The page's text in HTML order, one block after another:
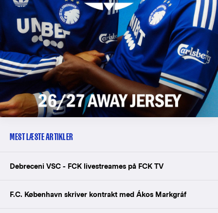
MEST LÆSTE ARTIKLER
Debreceni VSC - FCK livestreames på FCK TV
F.C. København skriver kontrakt med Ákos Markgráf